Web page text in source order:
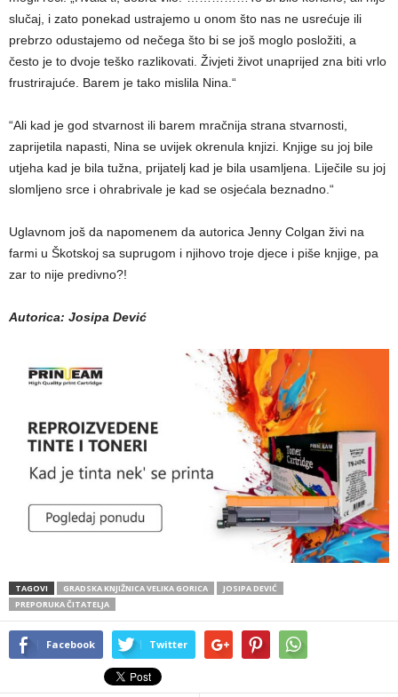
slučaj, i zato ponekad ustrajemo u onom što nas ne usrećuje ili
prebrzo odustajemo od nečega što bi se još moglo posložiti, a
često je to dvoje teško razlikovati. Živjeti život unaprijed zna biti vrlo
frustrirajuće. Barem je tako mislila Nina.“
“Ali kad je god stvarnost ili barem mračnija strana stvarnosti,
zaprijetila napasti, Nina se uvijek okrenula knjizi. Knjige su joj bile
utjeha kad je bila tužna, prijatelj kad je bila usamljena. Liječile su joj
slomljeno srce i ohrabrivale je kad se osjećala beznadno.“
Uglavnom još da napomenem da autorica Jenny Colgan živi na
farmi u Škotskoj sa suprugom i njihovo troje djece i piše knjige, pa
zar to nije predivno?!
Autorica: Josipa Dević
TAGOVI GRADSKA KNJIŽNICA VELIKA GORICA
JOSIPA DEVIĆ
PREPORUKA ČITATELJA
Facebook Twitter